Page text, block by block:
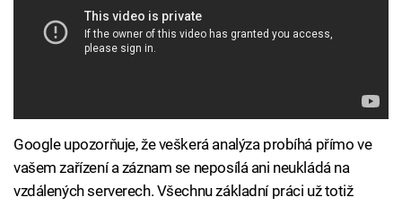
Google upozorňuje, že veškerá analýza probíhá přímo ve
vašem zařízení a záznam se neposílá ani neukládá na
vzdálených serverech. Všechnu základní práci už totiž